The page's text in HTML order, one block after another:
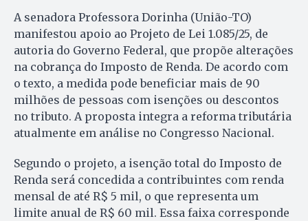
A senadora Professora Dorinha (União-TO)
manifestou apoio ao Projeto de Lei 1.085/25, de
autoria do Governo Federal, que propõe alterações
na cobrança do Imposto de Renda. De acordo com
o texto, a medida pode beneficiar mais de 90
milhões de pessoas com isenções ou descontos
no tributo. A proposta integra a reforma tributária
atualmente em análise no Congresso Nacional.
Segundo o projeto, a isenção total do Imposto de
Renda será concedida a contribuintes com renda
mensal de até R$ 5 mil, o que representa um
limite anual de R$ 60 mil. Essa faixa corresponde